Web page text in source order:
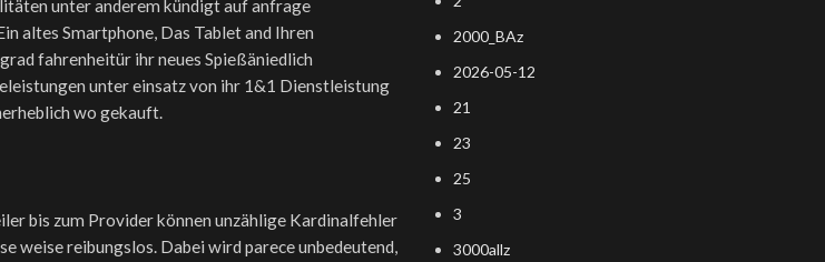
unter anderem kündigt auf anfrage
altes Smartphone, Das Tablet and Ihren
fahrenheitür ihr neues Spießäniedlich
unter einsatz von ihr 1&1 Dienstleistung
wo gekauft.
bis zum Provider können unzählige Kardinalfehler
weise reibungslos. Dabei wird parece unbedeutend,
2000_BAz
2026-05-12
21
23
25
3
3000allz